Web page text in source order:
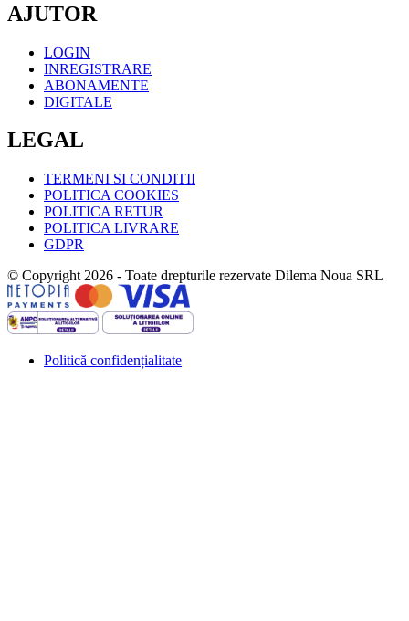
AJUTOR
LOGIN
INREGISTRARE
ABONAMENTE
DIGITALE
LEGAL
TERMENI SI CONDITII
POLITICA COOKIES
POLITICA RETUR
POLITICA LIVRARE
GDPR
© Copyright 2026 - Toate drepturile rezervate Dilema Noua SRL
Politică confidențialitate